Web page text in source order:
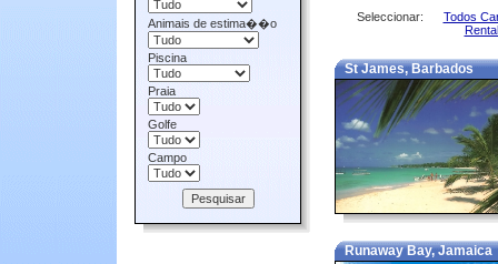
Animais de estima��o
Piscina
Praia
Golfe
Campo
Seleccionar:
Todos
St James, Barbados
Runaway Bay, Jamaica